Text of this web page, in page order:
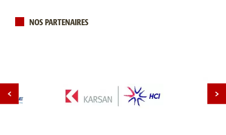
NOS PARTENAIRES